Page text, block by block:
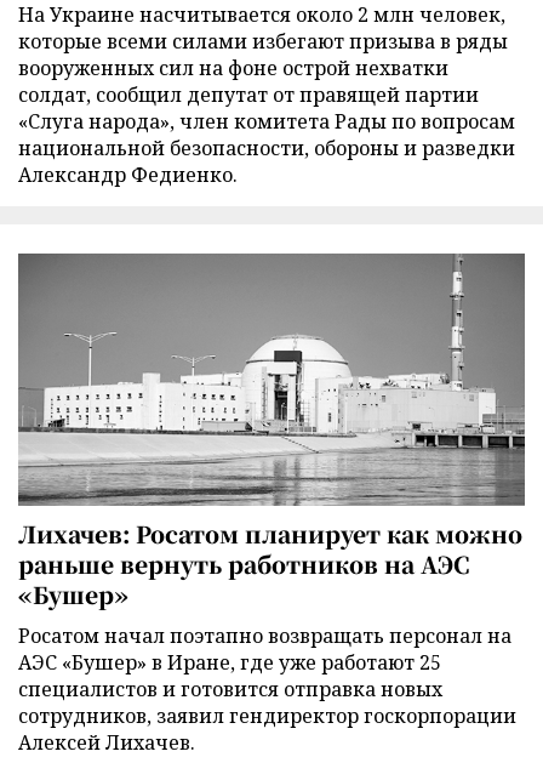
На Украине насчитывается около 2 млн человек,
которые всеми силами избегают призыва в ряды
вооруженных сил на фоне острой нехватки
солдат, сообщил депутат от правящей партии
«Слуга народа», член комитета Рады по вопросам
национальной безопасности, обороны и разведки
Александр Федиенко.
Лихачев: Росатом планирует как можно
раньше вернуть работников на АЭС
«Бушер»
Росатом начал поэтапно возвращать персонал на
АЭС «Бушер» в Иране, где уже работают 25
специалистов и готовится отправка новых
сотрудников, заявил гендиректор госкорпорации
Алексей Лихачев.